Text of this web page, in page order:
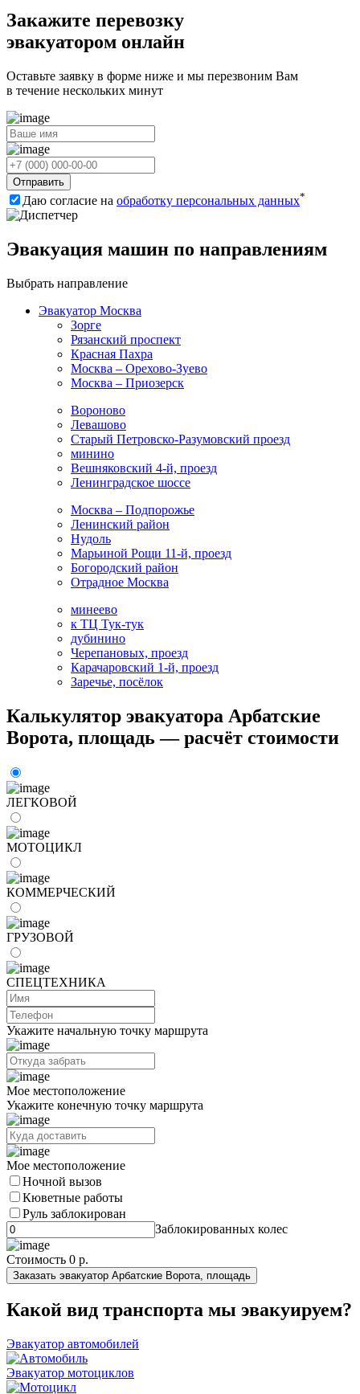
Закажите перевозку
эвакуатором онлайн
Оставьте заявку в форме ниже и мы перезвоним Вам
в течение нескольких минут
Отправить
Даю согласие на обработку персональных данных*
Эвакуация машин по направлениям
Выбрать направление
Эвакуатор Москва
Зорге
Рязанский проспект
Красная Пахра
Москва – Орехово-Зуево
Москва – Приозерск
Вороново
Левашово
Старый Петровско-Разумовский проезд
минино
Вешняковский 4-й, проезд
Ленинградское шоссе
Москва – Подпорожье
Ленинский район
Нудоль
Марьиной Рощи 11-й, проезд
Богородский район
Отрадное Москва
минеево
к ТЦ Тук-тук
дубинино
Черепановых, проезд
Карачаровский 1-й, проезд
Заречье, посёлок
Калькулятор эвакуатора Арбатские
Ворота, площадь — расчёт стоимости
ЛЕГКОВОЙ
МОТОЦИКЛ
КОММЕРЧЕСКИЙ
ГРУЗОВОЙ
СПЕЦТЕХНИКА
Укажите начальную точку маршрута
Мое местоположение
Укажите конечную точку маршрута
Мое местоположение
Ночной вызов
Кюветные работы
Руль заблокирован
Заблокированных колес
Стоимость 0 р.
Заказать эвакуатор Арбатские Ворота, площадь
Какой вид транспорта мы эвакуируем?
Эвакуатор автомобилей
Эвакуатор мотоциклов